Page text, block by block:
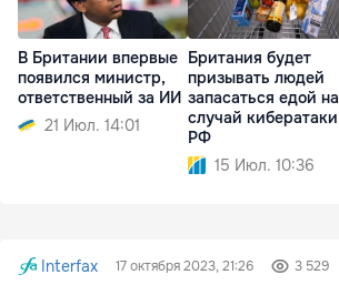
В Британии впервые
появился министр,
ответственный за ИИ
21 Июл. 14:01
Британия будет
призывать людей
запасаться едой на
случай кибератаки
РФ
15 Июл. 10:36
Interfax 17 октября 2023, 21:26 3 529